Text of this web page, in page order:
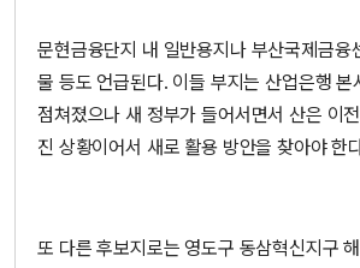
문현금융단지 내 일반용지나 부산국제금
물 등도 언급된다. 이들 부지는 산업은행 본
점쳐졌으나 새 정부가 들어서면서 산은 이
진 상황이어서 새로 활용 방안을 찾아야 한
또 다른 후보지로는 영도구 동삼혁신지구